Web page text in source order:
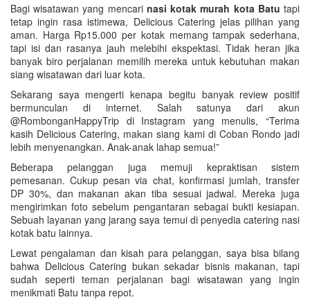
Bagi wisatawan yang mencari nasi kotak murah kota Batu tapi
tetap ingin rasa istimewa, Delicious Catering jelas pilihan yang
aman. Harga Rp15.000 per kotak memang tampak sederhana,
tapi isi dan rasanya jauh melebihi ekspektasi. Tidak heran jika
banyak biro perjalanan memilih mereka untuk kebutuhan makan
siang wisatawan dari luar kota.
Sekarang saya mengerti kenapa begitu banyak review positif
bermunculan di internet. Salah satunya dari akun
@RombonganHappyTrip di Instagram yang menulis, “Terima
kasih Delicious Catering, makan siang kami di Coban Rondo jadi
lebih menyenangkan. Anak-anak lahap semua!”
Beberapa pelanggan juga memuji kepraktisan sistem
pemesanan. Cukup pesan via chat, konfirmasi jumlah, transfer
DP 30%, dan makanan akan tiba sesuai jadwal. Mereka juga
mengirimkan foto sebelum pengantaran sebagai bukti kesiapan.
Sebuah layanan yang jarang saya temui di penyedia catering nasi
kotak batu lainnya.
Lewat pengalaman dan kisah para pelanggan, saya bisa bilang
bahwa Delicious Catering bukan sekadar bisnis makanan, tapi
sudah seperti teman perjalanan bagi wisatawan yang ingin
menikmati Batu tanpa repot.